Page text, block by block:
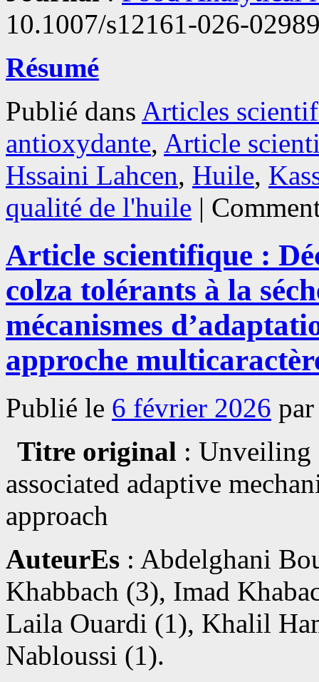
10.1007/s12161-026-
Résumé
Publié dans Articles
antioxydante, Article
Hssaini Lahcen, Huile,
qualité de l'huile |
Article scientifique :
colza tolérants à la
mécanismes
approche
Publié le 6 février 2026 par
Titre original : Unveiling
associated adaptive
approach
AuteurEs : Abdelghani
Khabbach (3), Imad
Laila Ouardi (1), Khalil
Nabloussi (1).